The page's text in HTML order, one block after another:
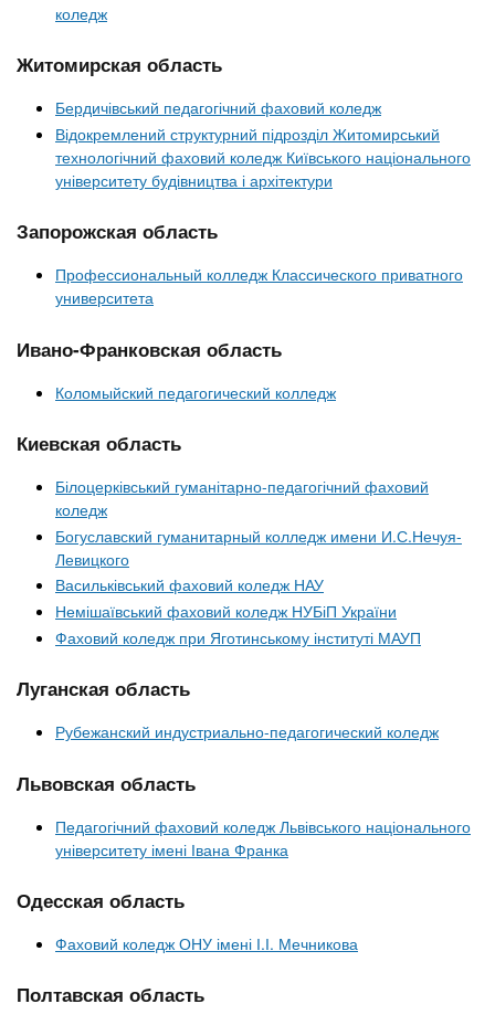
коледж
Житомирская область
Бердичівський педагогічний фаховий коледж
Відокремлений структурний підрозділ Житомирський
технологічний фаховий коледж Київського національного
університету будівництва і архітектури
Запорожская область
Профессиональный колледж Классического приватного
университета
Ивано-Франковская область
Коломыйский педагогический колледж
Киевская область
Білоцерківський гуманітарно-педагогічний фаховий
коледж
Богуславский гуманитарный колледж имени И.С.Нечуя-
Левицкого
Васильківський фаховий коледж НАУ
Немішаївський фаховий коледж НУБіП України
Фаховий коледж при Яготинському інституті МАУП
Луганская область
Рубежанский индустриально-педагогический коледж
Львовская область
Педагогічний фаховий коледж Львівського національного
університету імені Івана Франка
Одесская область
Фаховий коледж ОНУ імені І.І. Мечникова
Полтавская область